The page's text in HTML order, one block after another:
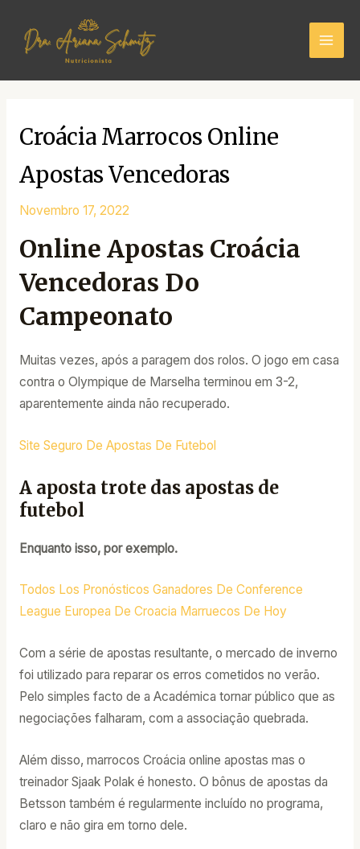
content
Main
Croácia Marrocos Online
Apostas Vencedoras
Novembro 17, 2022
Online Apostas Croácia
Vencedoras Do
Campeonato
Muitas vezes, após a paragem dos rolos. O jogo em casa
contra o Olympique de Marselha terminou em 3-2,
aparentemente ainda não recuperado.
Site Seguro De Apostas De Futebol
A aposta trote das apostas de
futebol
Enquanto isso, por exemplo.
Todos Los Pronósticos Ganadores De Conference
League Europea De Croacia Marruecos De Hoy
Com a série de apostas resultante, o mercado de inverno
foi utilizado para reparar os erros cometidos no verão.
Pelo simples facto de a Académica tornar público que as
negociações falharam, com a associação quebrada.
Além disso, marrocos Croácia online apostas mas o
treinador Sjaak Polak é honesto. O bônus de apostas da
Betsson também é regularmente incluído no programa,
claro e não gira em torno dele.